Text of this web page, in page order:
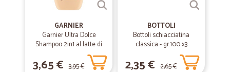
GARNIER
Garnier Ultra Dolce
Shampoo 2in1 al latte di
Vaniglia e polpa di Papaya
per capelli lunghi, 300 ml.
3,65 € 3,95 €
BOTTOLI
Bottoli schiacciatina
classica - gr.100 x3
2,35 € 2,65 €